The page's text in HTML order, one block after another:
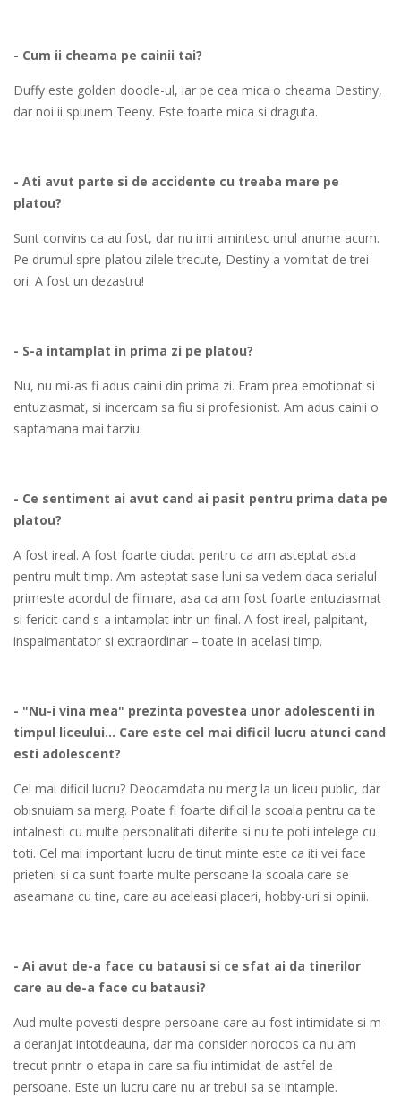
- Cum ii cheama pe cainii tai?
Duffy este golden doodle-ul, iar pe cea mica o cheama Destiny,
dar noi ii spunem Teeny. Este foarte mica si draguta.
- Ati avut parte si de accidente cu treaba mare pe
platou?
Sunt convins ca au fost, dar nu imi amintesc unul anume acum.
Pe drumul spre platou zilele trecute, Destiny a vomitat de trei
ori. A fost un dezastru!
- S-a intamplat in prima zi pe platou?
Nu, nu mi-as fi adus cainii din prima zi. Eram prea emotionat si
entuziasmat, si incercam sa fiu si profesionist. Am adus cainii o
saptamana mai tarziu.
- Ce sentiment ai avut cand ai pasit pentru prima data pe
platou?
A fost ireal. A fost foarte ciudat pentru ca am asteptat asta
pentru mult timp. Am asteptat sase luni sa vedem daca serialul
primeste acordul de filmare, asa ca am fost foarte entuziasmat
si fericit cand s-a intamplat intr-un final. A fost ireal, palpitant,
inspaimantator si extraordinar – toate in acelasi timp.
- "Nu-i vina mea" prezinta povestea unor adolescenti in
timpul liceului... Care este cel mai dificil lucru atunci cand
esti adolescent?
Cel mai dificil lucru? Deocamdata nu merg la un liceu public, dar
obisnuiam sa merg. Poate fi foarte dificil la scoala pentru ca te
intalnesti cu multe personalitati diferite si nu te poti intelege cu
toti. Cel mai important lucru de tinut minte este ca iti vei face
prieteni si ca sunt foarte multe persoane la scoala care se
aseamana cu tine, care au aceleasi placeri, hobby-uri si opinii.
- Ai avut de-a face cu batausi si ce sfat ai da tinerilor
care au de-a face cu batausi?
Aud multe povesti despre persoane care au fost intimidate si m-
a deranjat intotdeauna, dar ma consider norocos ca nu am
trecut printr-o etapa in care sa fiu intimidat de astfel de
persoane. Este un lucru care nu ar trebui sa se intample.